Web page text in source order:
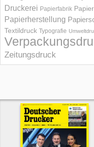
Druckerei Papierfabrik
Papierherstellung
Textildruck Typografie
Zeitungsdruck